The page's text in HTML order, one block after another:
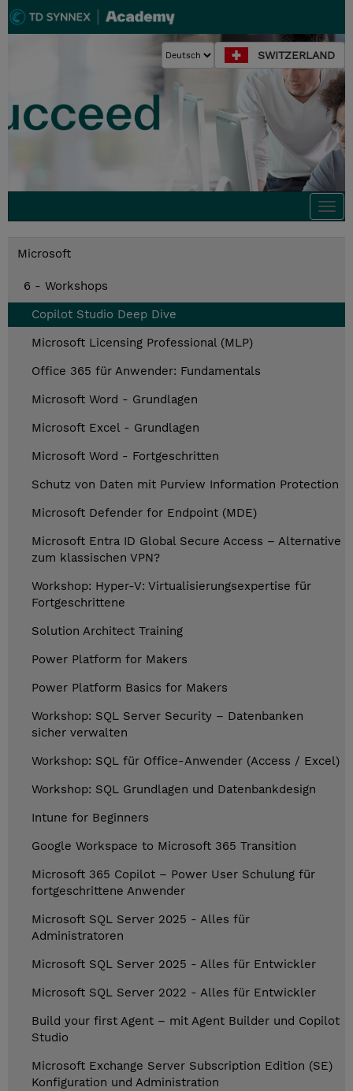
SWITZERLAND
Microsoft
6 - Workshops
Copilot Studio Deep Dive
Microsoft Licensing Professional (MLP)
Office 365 für Anwender: Fundamentals
Microsoft Word - Grundlagen
Microsoft Excel - Grundlagen
Microsoft Word - Fortgeschritten
Schutz von Daten mit Purview Information Protection
Microsoft Defender for Endpoint (MDE)
Microsoft Entra ID Global Secure Access – Alternative
zum klassischen VPN?
Workshop: Hyper-V: Virtualisierungsexpertise für
Fortgeschrittene
Solution Architect Training
Power Platform for Makers
Power Platform Basics for Makers
Workshop: SQL Server Security – Datenbanken
sicher verwalten
Workshop: SQL für Office-Anwender (Access / Excel)
Workshop: SQL Grundlagen und Datenbankdesign
Intune for Beginners
Google Workspace to Microsoft 365 Transition
Microsoft 365 Copilot – Power User Schulung für
fortgeschrittene Anwender
Microsoft SQL Server 2025 - Alles für
Administratoren
Microsoft SQL Server 2025 - Alles für Entwickler
Microsoft SQL Server 2022 - Alles für Entwickler
Build your first Agent – mit Agent Builder und Copilot
Studio
Microsoft Exchange Server Subscription Edition (SE)
Konfiguration und Administration